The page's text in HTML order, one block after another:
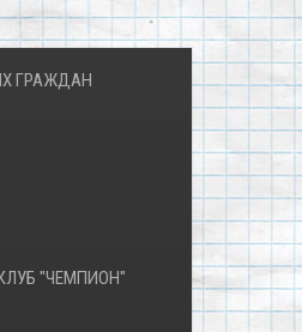
ГРАЖДАН
"ЧЕМПИОН"